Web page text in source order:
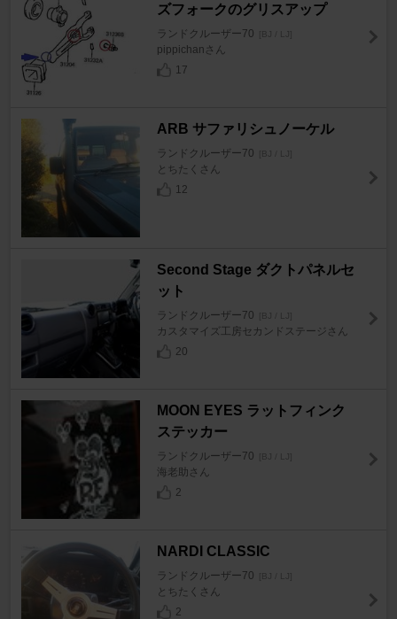
ズフォークのグリスアップ
ランドクルーザー70 [BJ / LJ]
pippichanさん
17
ARB サファリシュノーケル
ランドクルーザー70 [BJ / LJ]
とちたくさん
12
Second Stage ダクトパネルセ
ット
ランドクルーザー70 [BJ / LJ]
カスタマイズ工房セカンドステージさん
20
MOON EYES ラットフィンク
ステッカー
ランドクルーザー70 [BJ / LJ]
海老助さん
2
NARDI CLASSIC
ランドクルーザー70 [BJ / LJ]
とちたくさん
2